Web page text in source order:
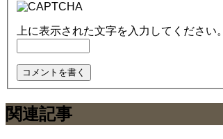
上に表示された文字を入力してください。
関連記事